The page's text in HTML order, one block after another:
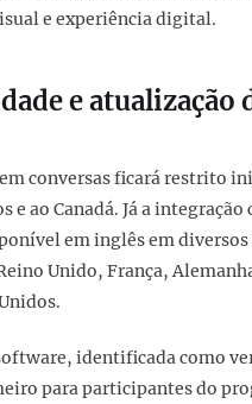
e experiência digital.
e atualização
conversas ficará restrito
e ao Canadá. Já a integração
em inglês em diversos
Unido, França,
identificada como
para participantes do